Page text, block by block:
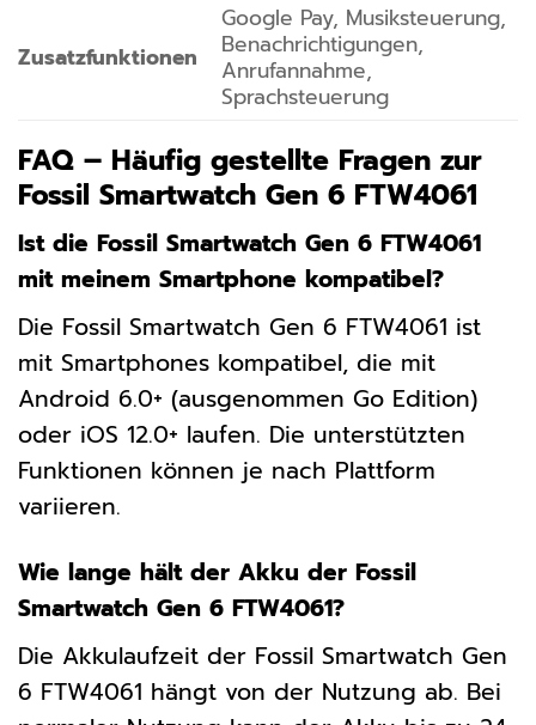
Zusatzfunktionen
Google Pay, Musiksteuerung,
Benachrichtigungen,
Anrufannahme,
Sprachsteuerung
FAQ – Häufig gestellte Fragen zur
Fossil Smartwatch Gen 6 FTW4061
Ist die Fossil Smartwatch Gen 6 FTW4061
mit meinem Smartphone kompatibel?
Die Fossil Smartwatch Gen 6 FTW4061 ist
mit Smartphones kompatibel, die mit
Android 6.0+ (ausgenommen Go Edition)
oder iOS 12.0+ laufen. Die unterstützten
Funktionen können je nach Plattform
variieren.
Wie lange hält der Akku der Fossil
Smartwatch Gen 6 FTW4061?
Die Akkulaufzeit der Fossil Smartwatch Gen
6 FTW4061 hängt von der Nutzung ab. Bei